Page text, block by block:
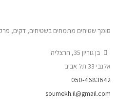
סומך שטיחים מתמחים בשטיחים, דקים,
בן גוריון 35, הרצליה
אלנבי 33 תל אביב
050-4683642
soumekh.il@gmail.com